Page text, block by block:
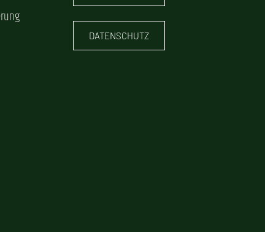
DATENSCHUTZ